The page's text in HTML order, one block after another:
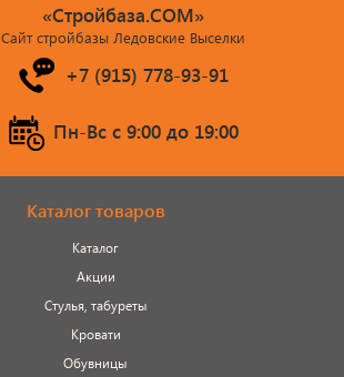
«Стройбаза.COM»
Сайт стройбазы Ледовские Выселки
+7 (915) 778-93-91
Пн-Вс c 9:00 до 19:00
Каталог товаров
Каталог
Акции
Стулья, табуреты
Кровати
Обувницы